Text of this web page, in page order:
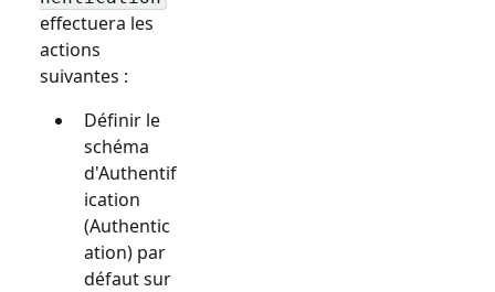
effectuera les
actions
suivantes :
Définir le
schéma
d'Authentif
ication
(Authentic
ation) par
défaut sur